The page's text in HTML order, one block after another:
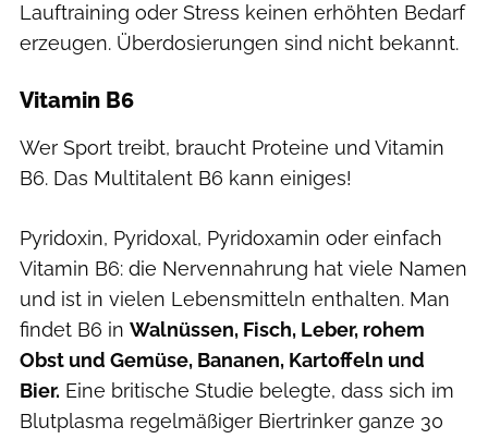
Lauftraining oder Stress keinen erhöhten Bedarf
erzeugen. Überdosierungen sind nicht bekannt.
Vitamin B6
Wer Sport treibt, braucht Proteine und Vitamin
B6. Das Multitalent B6 kann einiges!
Pyridoxin, Pyridoxal, Pyridoxamin oder einfach
Vitamin B6: die Nervennahrung hat viele Namen
und ist in vielen Lebensmitteln enthalten. Man
findet B6 in Walnüssen, Fisch, Leber, rohem
Obst und Gemüse, Bananen, Kartoffeln und
Bier. Eine britische Studie belegte, dass sich im
Blutplasma regelmäßiger Biertrinker ganze 30